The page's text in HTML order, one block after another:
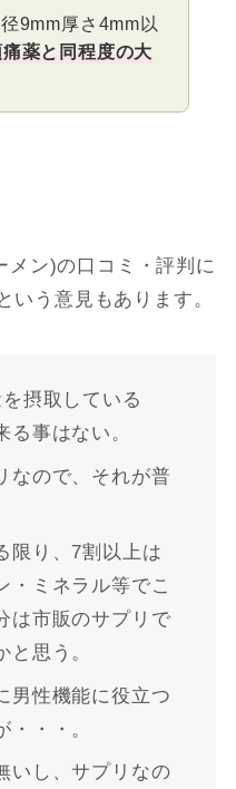
9mm厚さ4mm以
薬と同程度の大
ン)の口コミ・評判に
いう意見もあります。
摂取している
る事はない。
なので、それが普
限り、7割以上は
・ミネラル等でこ
は市販のサプリで
と思う。
男性機能に役立つ
・・。
いし、サプリなの